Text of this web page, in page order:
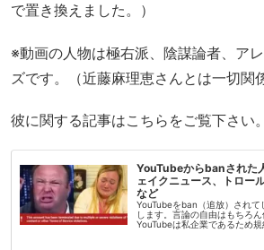
で置き換えました。）
※動画の人物は極右派、陰謀論者、ア
ズです。（近藤麻理恵さんとは一切関
彼に関する記事はこちらをご覧下さい。
YouTubeからbanされた
ェイクニュース、トロー
など
YouTubeをban（追放）され
します。言論の自由はもちろ
YouTubeは私企業であるため
する権限があります。紹介す